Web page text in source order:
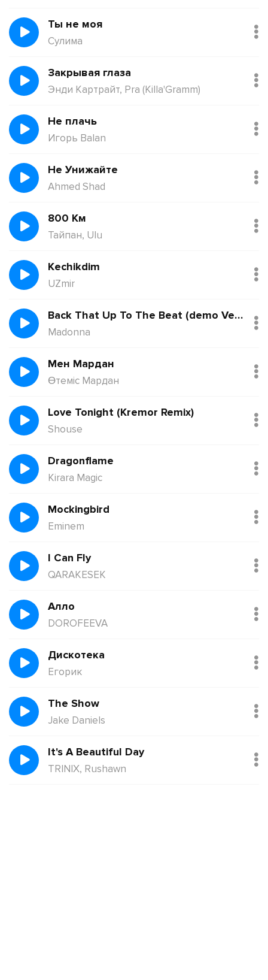
Ты не моя
Сулима
Закрывая глаза
Энди Картрайт, Pra (Killa'Gramm)
Не плачь
Игорь Balan
Не Унижайте
Ahmed Shad
800 Км
Тайпан, Ulu
Kechikdim
UZmir
Back That Up To The Beat (demo Version)
Madonna
Мен Мардан
Өтеміс Мардан
Love Tonight (Kremor Remix)
Shouse
Dragonflame
Kirara Magic
Mockingbird
Eminem
I Can Fly
QARAKESEK
Алло
DOROFEEVA
Дискотека
Егорик
The Show
Jake Daniels
It's A Beautiful Day
TRINIX, Rushawn